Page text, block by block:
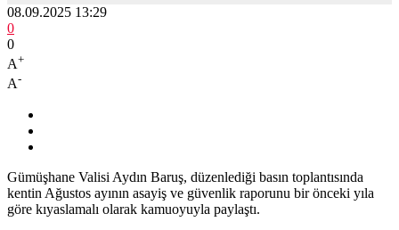
08.09.2025 13:29
0
0
A+
A-
Gümüşhane Valisi Aydın Baruş, düzenlediği basın toplantısında
kentin Ağustos ayının asayiş ve güvenlik raporunu bir önceki yıla
göre kıyaslamalı olarak kamuoyuyla paylaştı.